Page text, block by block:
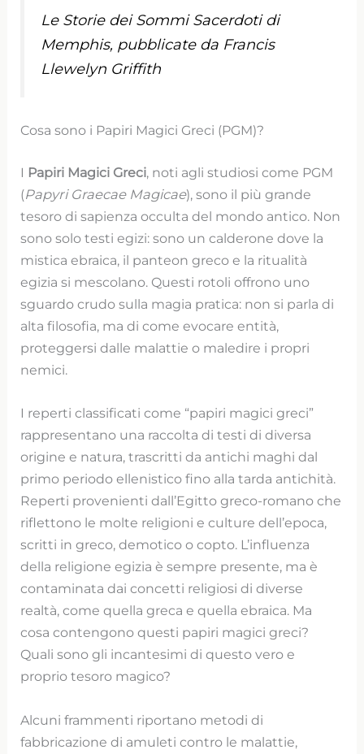
Le Storie dei Sommi Sacerdoti di
Memphis, pubblicate da Francis
Llewelyn Griffith
Cosa sono i Papiri Magici Greci (PGM)?
I Papiri Magici Greci, noti agli studiosi come PGM
(Papyri Graecae Magicae), sono il più grande
tesoro di sapienza occulta del mondo antico. Non
sono solo testi egizi: sono un calderone dove la
mistica ebraica, il panteon greco e la ritualità
egizia si mescolano. Questi rotoli offrono uno
sguardo crudo sulla magia pratica: non si parla di
alta filosofia, ma di come evocare entità,
proteggersi dalle malattie o maledire i propri
nemici.
I reperti classificati come “papiri magici greci”
rappresentano una raccolta di testi di diversa
origine e natura, trascritti da antichi maghi dal
primo periodo ellenistico fino alla tarda antichità.
Reperti provenienti dall’Egitto greco-romano che
riflettono le molte religioni e culture dell’epoca,
scritti in greco, demotico o copto. L’influenza
della religione egizia è sempre presente, ma è
contaminata dai concetti religiosi di diverse
realtà, come quella greca e quella ebraica. Ma
cosa contengono questi papiri magici greci?
Quali sono gli incantesimi di questo vero e
proprio tesoro magico?
Alcuni frammenti riportano metodi di
fabbricazione di amuleti contro le malattie,